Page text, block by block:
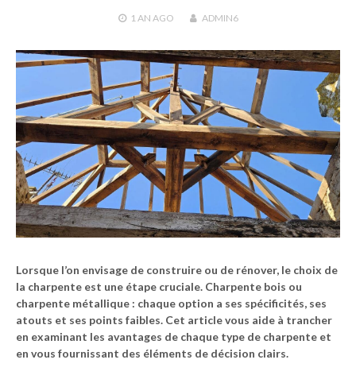
1 AN AGO ADMIN6
Lorsque l’on envisage de construire ou de rénover, le choix de
la charpente est une étape cruciale. Charpente bois ou
charpente métallique : chaque option a ses spécificités, ses
atouts et ses points faibles. Cet article vous aide à trancher
en examinant les avantages de chaque type de charpente et
en vous fournissant des éléments de décision clairs.